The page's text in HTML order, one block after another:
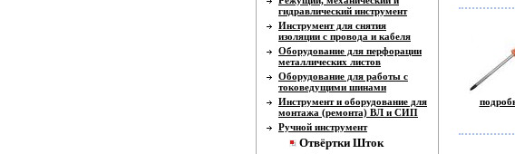
гидравлический инструмент
Инструмент для снятия
изоляции с провода и кабеля
Оборудование для перфорации
металлических листов
Оборудование для работы с
токоведущими шинами
Инструмент и оборудование для
монтажа (ремонта) ВЛ и СИП
Ручной инструмент
Отвёртки Шток